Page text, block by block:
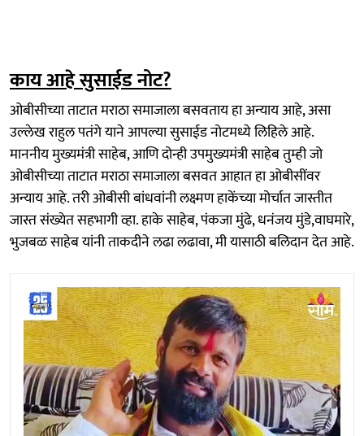
काय आहे सुसाईड नोट?
ओबीसीच्या ताटात मराठा समाजाला बसवताय हा अन्याय आहे, असा
उल्लेख राहुल पतंगे याने आपल्या सुसाईड नोटमध्ये लिहिले आहे.
माननीय मुख्यमंत्री साहेब, आणि दोन्ही उपमुख्यमंत्री साहेब तुम्ही जो
ओबीसीच्या ताटात मराठा समाजाला बसवत आहात हा ओबीसींवर
अन्याय आहे. तरी ओबीसी बांधवांनी लक्ष्मण हाकेंच्या मोर्चात जास्तीत
जास्त संख्येत सहभागी व्हा. हाके साहेब, पंकजा मुंढे, धनंजय मुंडे,वाघमारे,
भुजबळ साहेब यांनी ताकदीने लढा लढावा, मी यासाठी बलिदान देत आहे.